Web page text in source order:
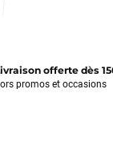
offerte dès
promos et occasions